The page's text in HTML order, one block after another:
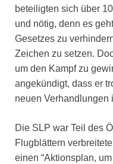
beteiligten sich über
und nötig, denn es
Gesetzes zu
Zeichen zu setzen.
um den Kampf zu
angekündigt, dass er
neuen Verhandlungen
Die SLP war Teil des
Flugblättern
einen “Aktionsplan,